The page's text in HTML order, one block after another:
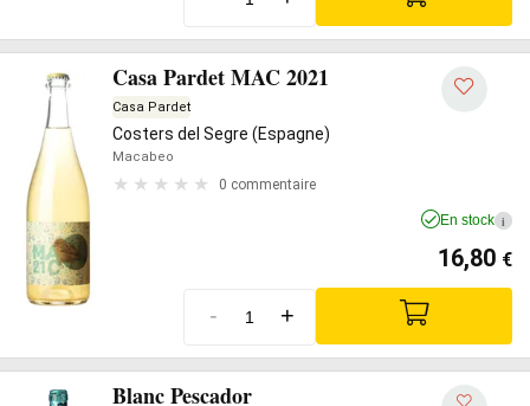
Casa Pardet MAC 2021
Casa Pardet
Costers del Segre (Espagne)
Macabeo
0 commentaire
En stock i
16,80 €
- +
Blanc Pescador